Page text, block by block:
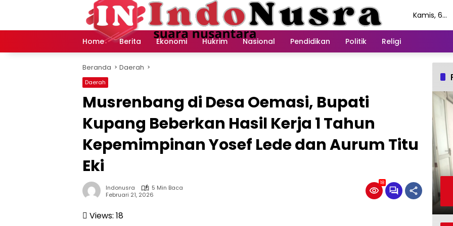
Kamis, 6
Home Berita Ekonomi Hukrim Nasional Pendidikan Politik Religi
Beranda Daerah
Daerah
Musrenbang di Desa Oemasi, Bupati
Kupang Beberkan Hasil Kerja 1 Tahun
Kepemimpinan Yosef Lede dan Aurum Titu
Eki
Indonusra
5 Min Baca
Februari 21, 2026
18
Views: 18